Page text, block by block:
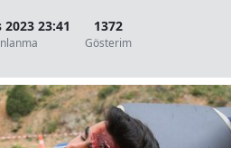
Çorum
Denizli
Diyarbakır
2023 23:41 1372
Gösterim